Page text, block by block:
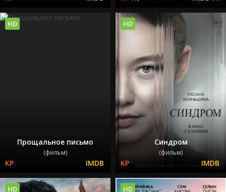
Прощальное письмо
(фильм)
HD
Синдром
(фильм)
HD
HD HD